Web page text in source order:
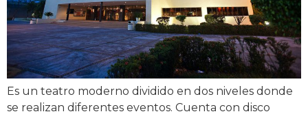
Es un teatro moderno dividido en dos niveles donde
se realizan diferentes eventos. Cuenta con disco